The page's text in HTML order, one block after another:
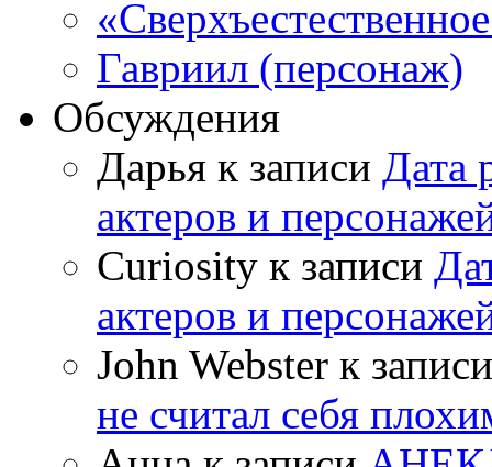
Гавриил (персонаж)
Обсуждения
Дарья к записи Дата
актеров и
Curiosity к записи
актеров и
John Webster к
не считал себя